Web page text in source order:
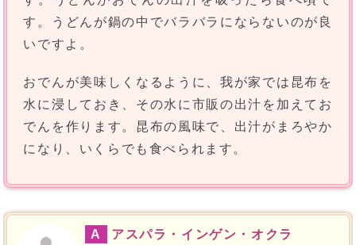
す。うどんが鍋の中でバラバラにならないのが良
いですよ。
おでんが美味しくなるように、我が家では昆布を
水に浸しておき、その水に市販の出汁を加えてお
でんを作ります。昆布の風味で、出汁がまろやか
になり、いくらでも食べられます。
A アスパラ・インゲン・オクラ